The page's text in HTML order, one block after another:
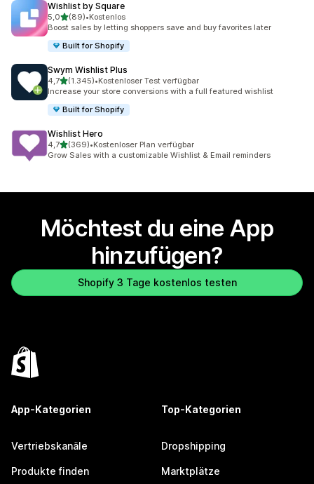
Wishlist by Square
5,0von 5 Sternen
(89)
89 Rezensionen insgesamt
•Kostenlos
Boost sales by letting shoppers save and buy favorites later
Built for Shopify
Swym Wishlist Plus
4,7von 5 Sternen
(1.345)
1345 Rezensionen insgesamt
•Kostenloser Test verfügbar
Increase your store conversions with a full featured wishlist
Built for Shopify
Wishlist Hero
4,7von 5 Sternen
(369)
369 Rezensionen insgesamt
•Kostenloser Plan verfügbar
Grow Sales with a customizable Wishlist & Email reminders
Möchtest du eine App
hinzufügen?
Shopify 3 Tage kostenlos testen
App-Kategorien
Vertriebskanäle
Produkte finden
Top-Kategorien
Dropshipping
Marktplätze